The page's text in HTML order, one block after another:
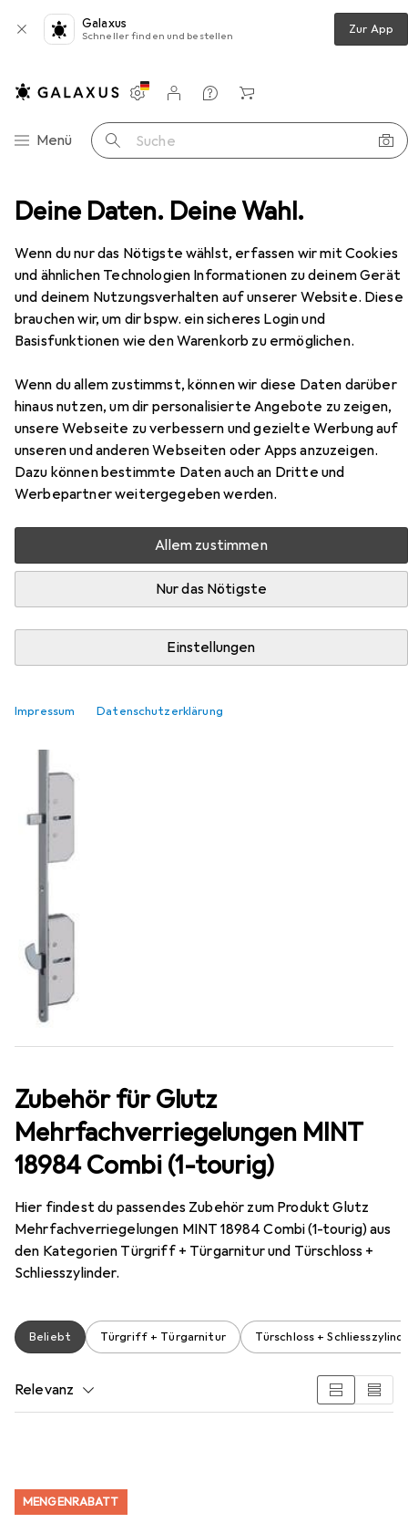
Deine Daten. Deine Wahl.
Wenn du nur das Nötigste wählst, erfassen wir mit Cookies
und ähnlichen Technologien Informationen zu deinem Gerät
und deinem Nutzungsverhalten auf unserer Website. Diese
brauchen wir, um dir bspw. ein sicheres Login und
Basisfunktionen wie den Warenkorb zu ermöglichen.
Wenn du allem zustimmst, können wir diese Daten darüber
hinaus nutzen, um dir personalisierte Angebote zu zeigen,
unsere Webseite zu verbessern und gezielte Werbung auf
unseren und anderen Webseiten oder Apps anzuzeigen.
Dazu können bestimmte Daten auch an Dritte und
Werbepartner weitergegeben werden.
Allem zustimmen
Nur das Nötigste
Einstellungen
Impressum Datenschutzerklärung
Galaxus
Schneller finden und bestellen Zur App
Navigation nach Kategorien
Menü Suche
Einstellungen
Kundenkonto
Vergleichslisten
Merklisten
Warenkorb
Mehrfachverriegelungen MINT 18984 Combi (1-tourig)
EUR
359,–
GlutzMehrfachverriegelungen MINT
18984 Combi (1-tourig)
Zubehör für Glutz
Mehrfachverriegelungen MINT
18984 Combi (1-tourig)
Hier findest du passendes Zubehör zum Produkt Glutz
Mehrfachverriegelungen MINT 18984 Combi (1-tourig) aus
den Kategorien Türgriff + Türgarnitur und Türschloss +
Schliesszylinder.
Beliebt Türgriff + Türgarnitur Türschloss +
Relevanz
MENGENRABATT